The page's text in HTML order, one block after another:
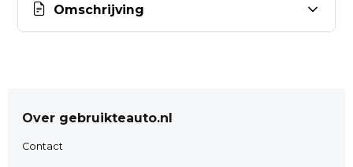
Omschrijving
Model: Twingo
Over gebruikteauto.nl
Contact